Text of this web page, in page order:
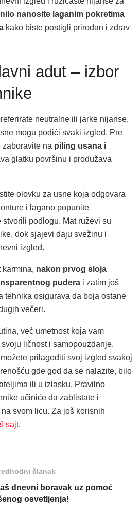
nanosite laganim pokretima
kako biste postigli prirodan i zdrav
adut – izbor
neutralne ili jarke nijanse,
mogu podići svaki izgled. Pre
zaboravite na piling usana i
glatku površinu i produžava
olovku za usne koja odgovara
i lagano popunite
podlogu. Mat ruževi su
dok sjajevi daju svežinu i
izgled.
karmina, nakon prvog sloja
pudera i zatim još
tehnika osigurava da boja ostane
večeri.
već umetnost koja vam
ličnost i samopouzdanje.
prilagoditi svoj izgled svakoj
gde god da se nalazite, bilo
ili u izlasku. Pravilno
učiniće da zablistate i
svom licu. Za još korisnih
sajt.
članak
dnevni boravak uz pomoć
osvetljenja!